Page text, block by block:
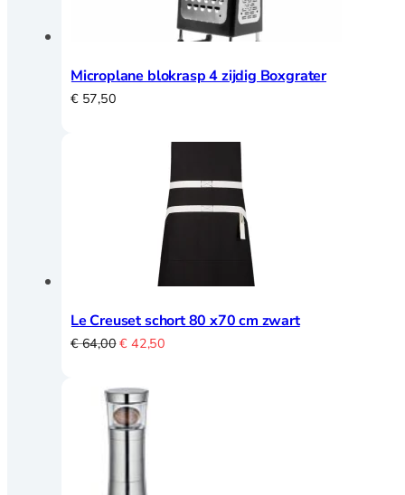
Crème Brulee
Serveerplanken
Wijn- en bar accessoires
Elektrisch overzicht
Broodroosters en tosti
Citruspersen
Foodprocessor
IJsmachine
Slowcookers
Sous Vide
Staaf- en handmixers
Microplane blokrasp 4 zijdig Boxgrater
€57,50
Le Creuset schort 80 x70 cm zwart
€64,00 Oorspronkelijke
was:
€ 64,00.
€ 42,50